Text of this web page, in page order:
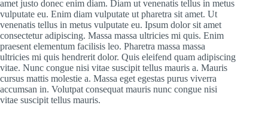
amet justo donec enim diam. Diam ut venenatis tellus in metus
vulputate eu. Enim diam vulputate ut pharetra sit amet. Ut
venenatis tellus in metus vulputate eu. Ipsum dolor sit amet
consectetur adipiscing. Massa massa ultricies mi quis. Enim
praesent elementum facilisis leo. Pharetra massa massa
ultricies mi quis hendrerit dolor. Quis eleifend quam adipiscing
vitae. Nunc congue nisi vitae suscipit tellus mauris a. Mauris
cursus mattis molestie a. Massa eget egestas purus viverra
accumsan in. Volutpat consequat mauris nunc congue nisi
vitae suscipit tellus mauris.